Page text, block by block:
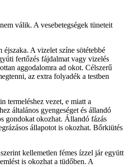
válik. A vesebetegségek tüneteit
A vizelet színe sötétebbé
fertőzés fájdalmat vagy vizelés
aggodalomra ad okot. Célszerű
az extra folyadék a testben
termeléshez vezet, e miatt a
általános gyengeséget és állandó
gondokat okozhat. Állandó fázás
állapotot is okozhat. Bőrkiütés
kellemetlen fémes ízzel jár együtt
is okozhat a tüdőben. A